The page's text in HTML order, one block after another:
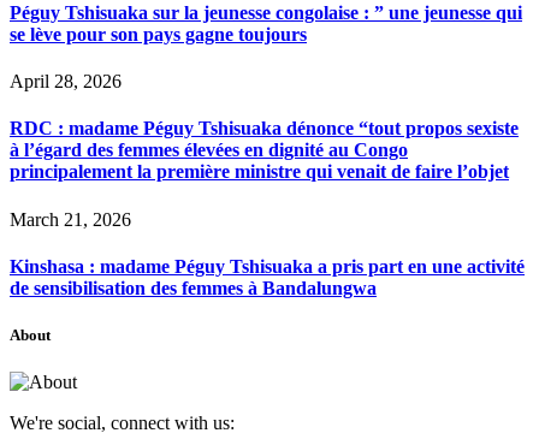
Péguy Tshisuaka sur la jeunesse congolaise : ” une jeunesse qui
se lève pour son pays gagne toujours
April 28, 2026
RDC : madame Péguy Tshisuaka dénonce “tout propos sexiste
à l’égard des femmes élevées en dignité au Congo
principalement la première ministre qui venait de faire l’objet
March 21, 2026
Kinshasa : madame Péguy Tshisuaka a pris part en une activité
de sensibilisation des femmes à Bandalungwa
About
We're social, connect with us: